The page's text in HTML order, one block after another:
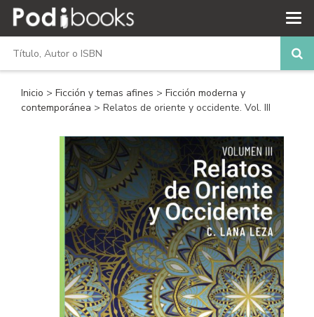
Inicio > Ficción y temas afines > Ficción moderna y
contemporánea > Relatos de oriente y occidente. Vol. III